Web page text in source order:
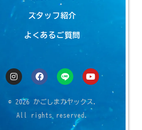
スタッフ紹介
よくあるご質問
© 2026 かごしまカヤックス.
All rights reserved.